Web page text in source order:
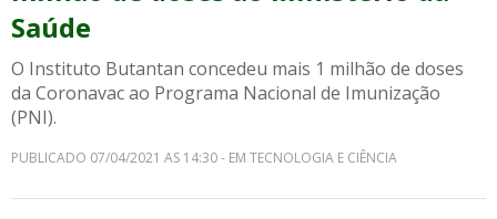
Saúde
O Instituto Butantan concedeu mais 1 milhão de doses
da Coronavac ao Programa Nacional de Imunização
(PNI).
PUBLICADO 07/04/2021 AS 14:30 - EM TECNOLOGIA E CIÊNCIA